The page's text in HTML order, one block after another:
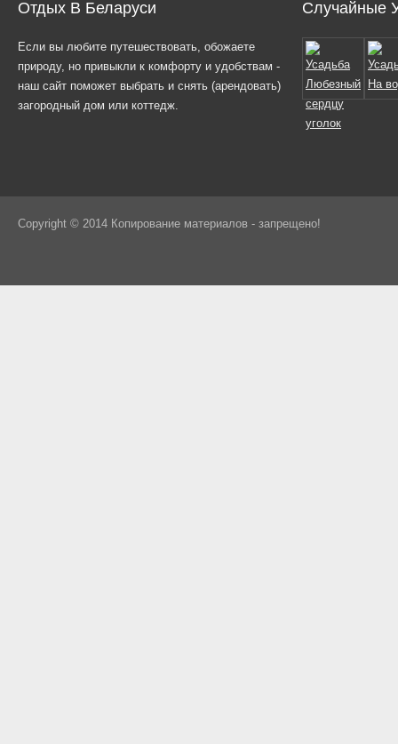
Отдых В Беларуси
Если вы любите путешествовать, обожаете
природу, но привыкли к комфорту и удобствам -
наш сайт поможет выбрать и снять (арендовать)
загородный дом или коттедж.
Случайные
Copyright © 2014 Копирование материалов - запрещено!